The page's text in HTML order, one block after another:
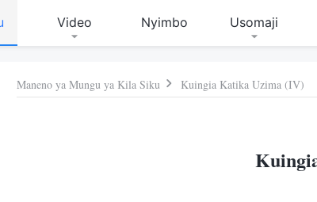
Video Nyimbo Usomaji
Maneno ya Mungu ya Kila Siku Kuingia Katika Uzima (IV)